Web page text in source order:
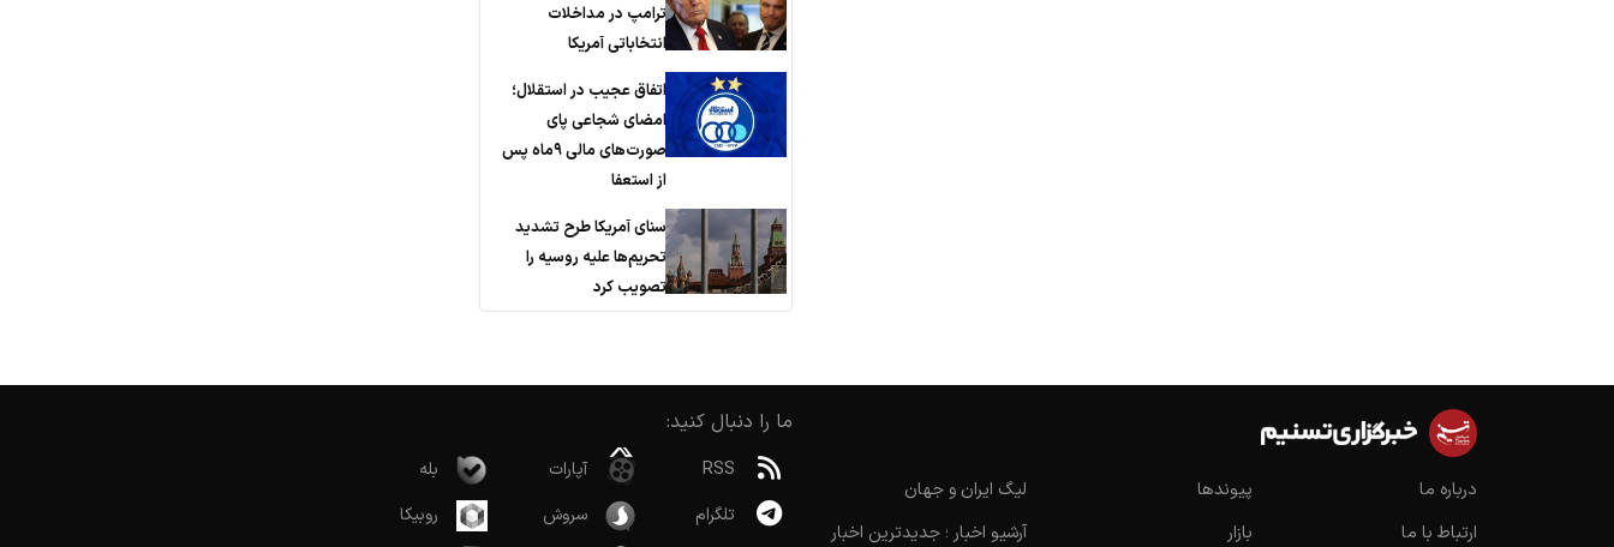
ترامپ در مداخلات
انتخاباتی آمریکا
اتفاق عجیب در استقلال؛
امضای شجاعی پای
صورت‌های مالی ٩ماه پس
از استعفا
سنای آمریکا طرح تشدید
تحریم‌ها علیه روسیه را
تصویب کرد
درباره ما
ارتباط با ما
پیوندها
بازار
لیگ ایران و جهان
آرشیو اخبار ؛ جدیدترین اخبار
ما را دنبال کنید:
RSS
تلگرام
آپارات
سروش
بله
روبیکا